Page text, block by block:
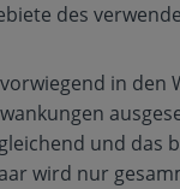
des
in
und das
wird nur